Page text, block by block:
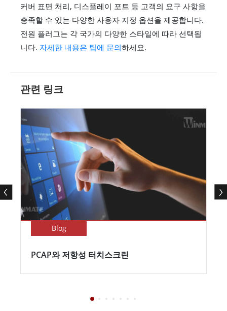
커버 표면 처리, 디스플레이 포트 등 고객의 요구 사항을
충족할 수 있는 다양한 사용자 지정 옵션을 제공합니다.
전원 플러그는 각 국가의 다양한 스타일에 따라 선택됩
니다. 자세한 내용은 팀에 문의하세요.
관련 링크
Blog
PCAP와 저항성 터치스크린